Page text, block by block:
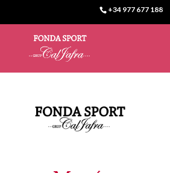
+34 977 677 188